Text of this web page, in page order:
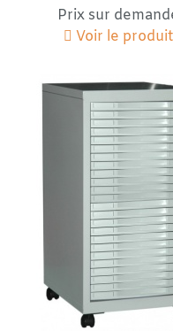
Prix sur
Voir le produit